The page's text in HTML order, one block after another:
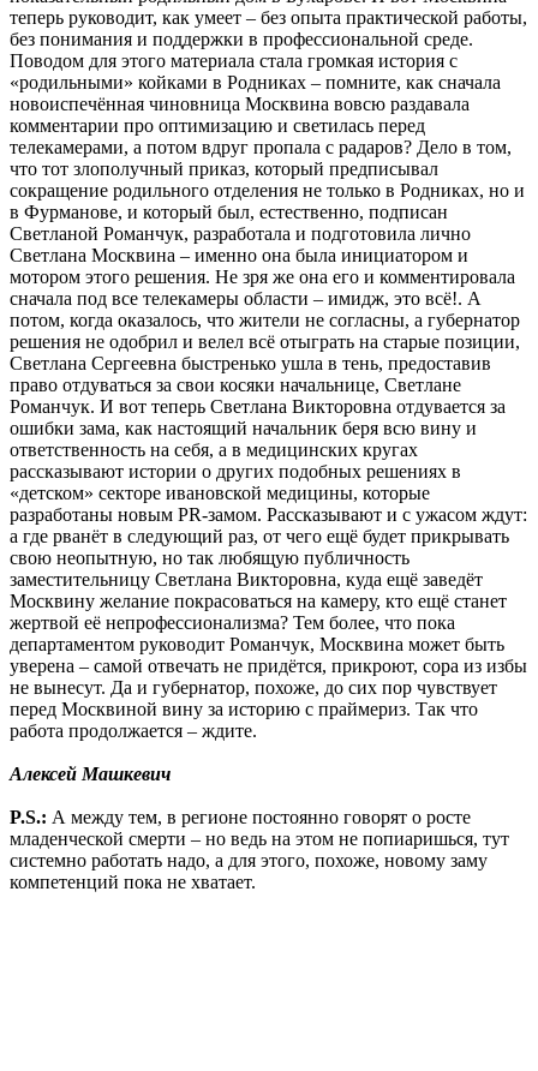
теперь руководит, как умеет – без опыта практической работы,
без понимания и поддержки в профессиональной среде.
Поводом для этого материала стала громкая история с
«родильными» койками в Родниках – помните, как сначала
новоиспечённая чиновница Москвина вовсю раздавала
комментарии про оптимизацию и светилась перед
телекамерами, а потом вдруг пропала с радаров? Дело в том,
что тот злополучный приказ, который предписывал
сокращение родильного отделения не только в Родниках, но и
в Фурманове, и который был, естественно, подписан
Светланой Романчук, разработала и подготовила лично
Светлана Москвина – именно она была инициатором и
мотором этого решения. Не зря же она его и комментировала
сначала под все телекамеры области – имидж, это всё!. А
потом, когда оказалось, что жители не согласны, а губернатор
решения не одобрил и велел всё отыграть на старые позиции,
Светлана Сергеевна быстренько ушла в тень, предоставив
право отдуваться за свои косяки начальнице, Светлане
Романчук. И вот теперь Светлана Викторовна отдувается за
ошибки зама, как настоящий начальник беря всю вину и
ответственность на себя, а в медицинских кругах
рассказывают истории о других подобных решениях в
«детском» секторе ивановской медицины, которые
разработаны новым PR-замом. Рассказывают и с ужасом ждут:
а где рванёт в следующий раз, от чего ещё будет прикрывать
свою неопытную, но так любящую публичность
заместительницу Светлана Викторовна, куда ещё заведёт
Москвину желание покрасоваться на камеру, кто ещё станет
жертвой её непрофессионализма? Тем более, что пока
департаментом руководит Романчук, Москвина может быть
уверена – самой отвечать не придётся, прикроют, сора из избы
не вынесут. Да и губернатор, похоже, до сих пор чувствует
перед Москвиной вину за историю с праймериз. Так что
работа продолжается – ждите.
Алексей Машкевич
P.S.: А между тем, в регионе постоянно говорят о росте
младенческой смерти – но ведь на этом не попиаришься, тут
системно работать надо, а для этого, похоже, новому заму
компетенций пока не хватает.